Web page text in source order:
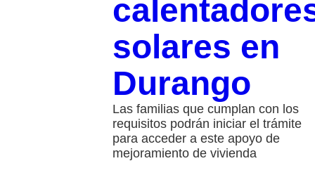
solares en
Durango
Las familias que cumplan con los
requisitos podrán iniciar el trámite
para acceder a este apoyo de
mejoramiento de vivienda